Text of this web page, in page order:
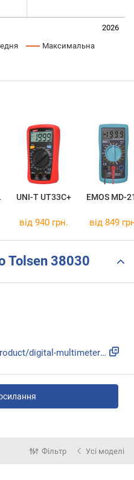
2026
Максимальна
UNI-T UT33C+ EMOS MD-
від 940 грн. від 849
Tolsen 38030
https://www.tolsentools.com/product/digital-multimeter-2/?a...
Фільтр Усі моделі